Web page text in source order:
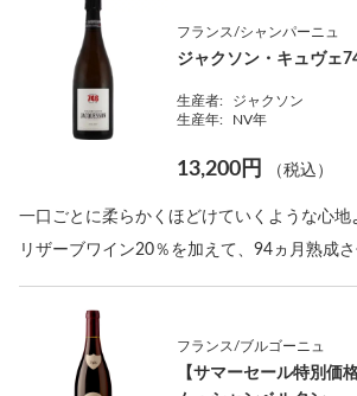
フランス/シャンパーニュ
ジャクソン・キュヴェ
生産者:
ジャクソン
生産年:
NV年
13,200円 （税込）
一口ごとに柔らかくほどけていくような心地
リザーブワイン20％を加えて、94ヵ月熟成
フランス/ブルゴーニュ
【サマーセール特別価